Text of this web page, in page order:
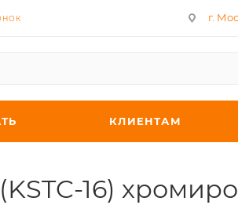
г.
КЛИЕНТАМ
16)